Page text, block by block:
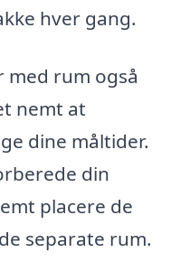
hver gang.
med rum også
nemt at
dine måltider.
din
placere de
separate rum.